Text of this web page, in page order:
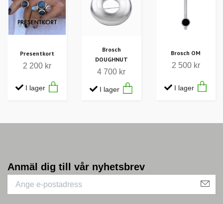
Presentkort
2 200 kr
I lager
Brosch
DOUGHNUT
4 700 kr
I lager
Brosch OM
2 500 kr
I lager
Anmäl dig till vår nyhetsbrev